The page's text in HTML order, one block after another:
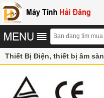
Thiết Bị Điện, thiết bị âm sàn